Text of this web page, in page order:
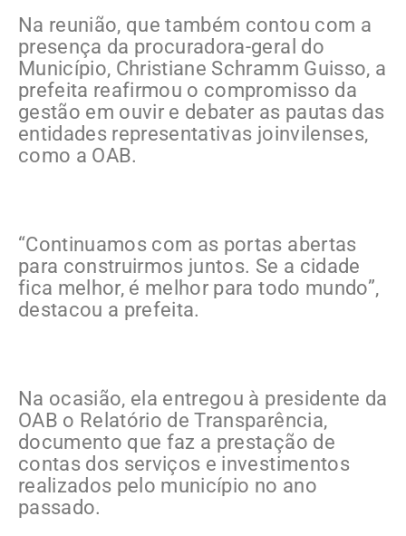
Na reunião, que também contou com a
presença da procuradora-geral do
Município, Christiane Schramm Guisso, a
prefeita reafirmou o compromisso da
gestão em ouvir e debater as pautas das
entidades representativas joinvilenses,
como a OAB.
“Continuamos com as portas abertas
para construirmos juntos. Se a cidade
fica melhor, é melhor para todo mundo”,
destacou a prefeita.
Na ocasião, ela entregou à presidente da
OAB o Relatório de Transparência,
documento que faz a prestação de
contas dos serviços e investimentos
realizados pelo município no ano
passado.